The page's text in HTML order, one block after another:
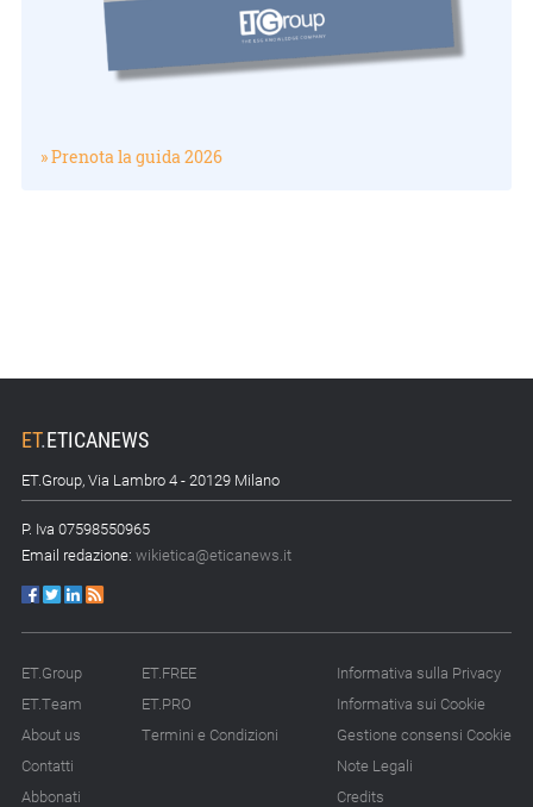
» Prenota la guida 2026
ET.ETICANEWS
ET.Group, Via Lambro 4 - 20129 Milano
P. Iva 07598550965
Email redazione: wikietica@eticanews.it
ET.Group
ET.Team
About us
Contatti
Abbonati
ET.FREE
ET.PRO
Termini e Condizioni
Informativa sulla Privacy
Informativa sui Cookie
Gestione consensi Cookie
Note Legali
Credits